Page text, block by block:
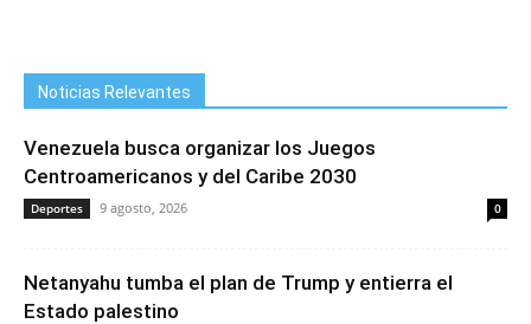
Noticias Relevantes
Venezuela busca organizar los Juegos
Centroamericanos y del Caribe 2030
Deportes 9 agosto, 2026 0
Netanyahu tumba el plan de Trump y entierra el
Estado palestino